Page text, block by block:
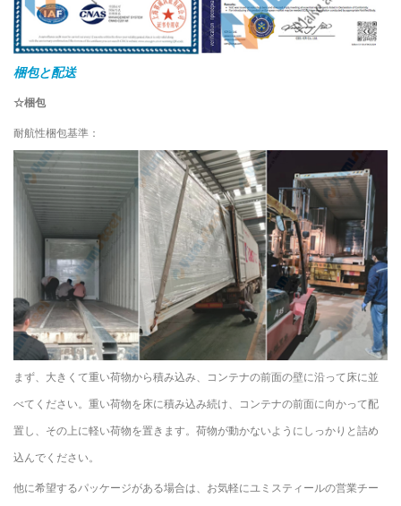
梱包と配送
☆梱包
耐航性梱包基準：
まず、大きくて重い荷物から積み込み、コンテナの前面の壁に沿って床に並
べてください。重い荷物を床に積み込み続け、コンテナの前面に向かって配
置し、その上に軽い荷物を置きます。荷物が動かないようにしっかりと詰め
込んでください。
他に希望するパッケージがある場合は、お気軽にユミスティールの営業チー